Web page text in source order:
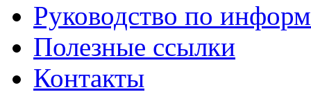
Руководство по
Полезные ссылки
Контакты